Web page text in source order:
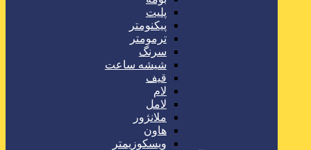
پلیت
پیکنومتر
ترمومتر
سرنگ
شیشه ساعت
قیف
لام
لامل
ملانژور
هاون
ویسکوزیمتر